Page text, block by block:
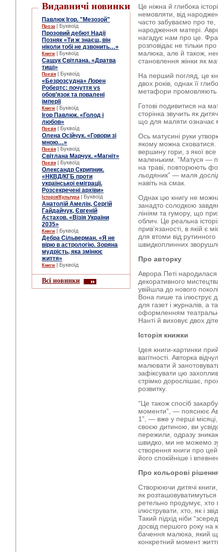
Видавничі новинки
Павлюк Ігор. "Мезозой"
Проза | Буквоїд
Прозовий дебют Надії
Позняк «Ти ж знаєш, він
ніколи тобі не дзвонить…»
Книги | Буквоїд
Сащук Світлана. «Дратва
тиші»
Поезія | Буквоїд
«Безрозсудна» Лорен
Робертс: почуття vs
обов’язок та повалені
імперії
Книги | Буквоїд
Ігор Павлюк. «Голод і
любов»
Поезія | Буквоїд
Олена Осійчук. «Говори зі
мною…»
Поезія | Буквоїд
Світлана Марчук. «Магніт»
Поезія | Буквоїд
Олександр Скрипник.
«НКВД/КГБ проти
української еміграції.
Розсекречені архіви»
Історія/Культура | Буквоїд
Анатолій Амелін, Сергій
Гайдайчук, Євгеній
Астахов. «Візія України
2035»
Книги | Буквоїд
Дебра Сільверман. «Я не
вірю в астрологію. Зоряна
мудрість, яка змінює
життя»
Книги | Буквоїд
Всі новинки
Це ніжна й глибока
немовляти, від
часто забуваємо про
народження матері.
нагадує нам про це.
розповідає не тільки
малюка, але й також,
становлення жінки як
На перший погляд, це
двох років, однак її
метафори промовляють
Готові подивитися на
сторінка звучить як
що для маляти
Ось матусині руки
якому можна
вершину гори, з якої
маленьким. “Матуся —
на траві, повторюють
льодяник” — маля
навіть на смак.
Однак цю книгу не
занадто солодкою
лініям та гумору, що
облич. Це реальна
прив’язаності, в якій є
для втоми від рутинного
швидкоплинних
Про авторку
Аврора Петі
декоративного
увійшла до нового
Вона пише та ілюструє
для газет і журналів, а
оформленням
Нанті й виховує двох
Історія книжки
Ідея книги-картинки
вагітності. Авторка
малювати й
зафіксувати цю
стрімко дорослішає,
розвитку.
“Це також спосіб
моменти”, — пояснює
1”, — вже у перші
своєю дитиною, ви
пережили, одразу
швидко, ми не можемо
створення книги про
його спокійніше і
Про кольорові
Створюючи дитячі
як розташовуватимуться
ретельно продумує, хто
ілюструвати, хто, як і
Такий підхід ніби
досвід першого року на
бачення малюка, який
конкретний момент